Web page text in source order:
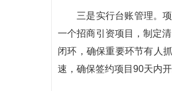
三是实行台账管理。
一个招商引资项目，制定
闭环，确保重要环节有人
速，确保签约项目90天内开